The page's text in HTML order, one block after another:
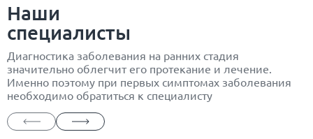
Наши
специалисты
Диагностика заболевания на ранних стадия
значительно облегчит его протекание и лечение.
Именно поэтому при первых симптомах заболевания
необходимо обратиться к специалисту